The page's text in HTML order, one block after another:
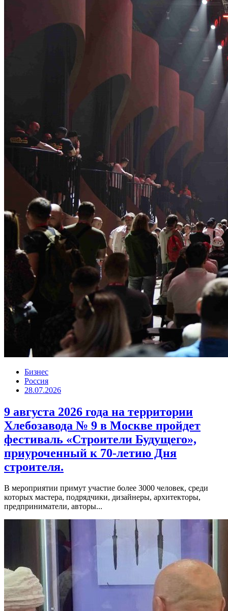
Бизнес
Россия
28.07.2026
9 августа 2026 года на территории
Хлебозавода № 9 в Москве пройдет
фестиваль «Строители Будущего»,
приуроченный к 70-летию Дня
строителя.
В мероприятии примут участие более 3000 человек, среди
которых мастера, подрядчики, дизайнеры, архитекторы,
предприниматели, авторы...